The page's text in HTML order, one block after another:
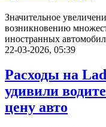
Значительное
возникновению
иностранных
22-03-2026, 05:39
Расходы на
удивили
цену авто